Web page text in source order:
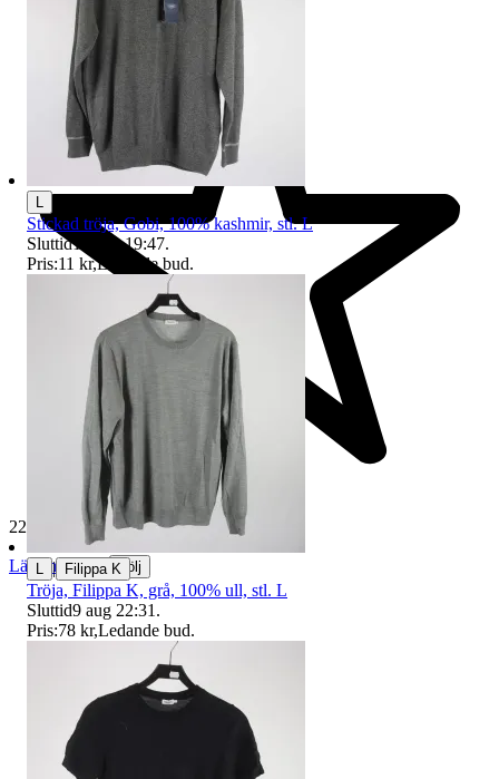
229 431 omdömen
Läs omdömen Följ
Stickad tröja, Gobi, 100% kashmir, stl. L
Sluttid10 aug 19:47.
Pris:11 kr,Ledande bud.
| Filippa K
Tröja, Filippa K, grå, 100% ull, stl. L
Sluttid9 aug 22:31 .
Pris:78 kr,Ledande bud.